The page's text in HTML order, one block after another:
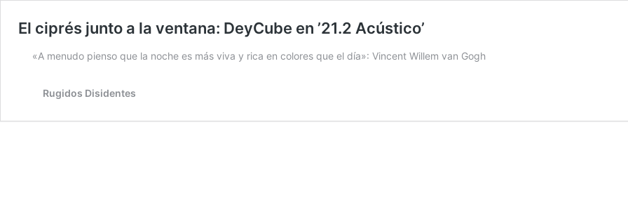
El ciprés junto a la ventana: DeyCube en ’21.2 Acústico’
«A menudo pienso que la noche es más viva y rica en colores que el día»: Vincent Willem van Gogh
Rugidos Disidentes